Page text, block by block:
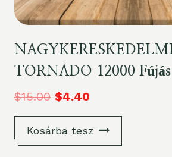
TORNADO 12000 Fújás
$15.00 $4.40
Kosárba tesz